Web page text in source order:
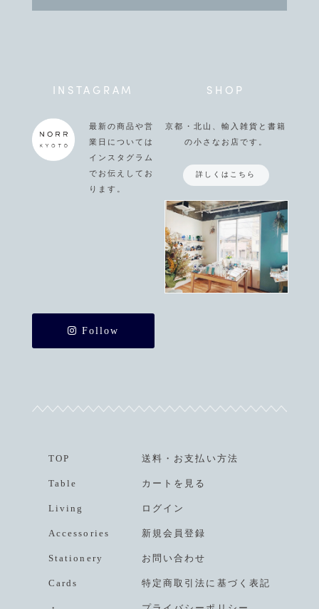
INSTAGRAM
最新の商品や営
業日については
インスタグラム
でお伝えしてお
ります。
Follow
SHOP
京都・北山、輸入雑貨と書籍
の小さなお店です。
詳しくはこちら
TOP
Table
Living
Accessories
Stationery
Cards
送料 ・ お支払い方法
カートを見る
ログイン
新規会員登録
お問い合わせ
特定商取引法に基づく表記